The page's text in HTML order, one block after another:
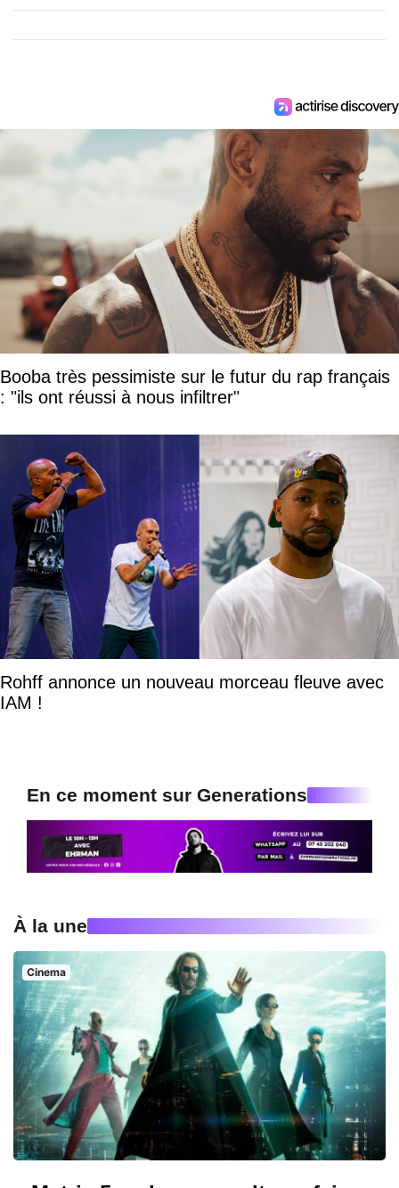
Booba très pessimiste sur le futur du rap français
: "ils ont réussi à nous infiltrer"
Rohff annonce un nouveau morceau fleuve avec
IAM !
En ce moment sur Generations
À la une
Cinema